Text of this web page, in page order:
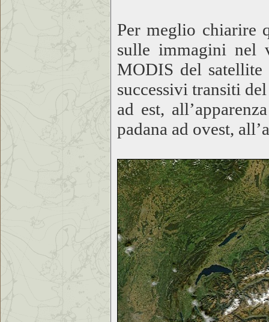
Per meglio chiarire
sulle immagini nel
MODIS del satellite
successivi transiti
ad est,
padana ad ovest,